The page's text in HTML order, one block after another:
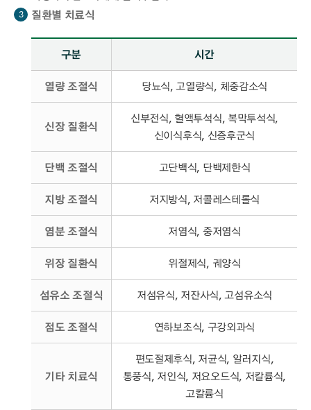
3
질환별 치료식
질환별 치료식 - 구분, 설명 정보 제공
구분
시간
열량 조절식 당뇨식, 고열량식, 체중감소식
신장 질환식
신부전식, 혈액투석식, 복막투석식,
신이식후식, 신증후군식
단백 조절식 고단백식, 단백제한식
지방 조절식 저지방식, 저콜레스테롤식
염분 조절식 저염식, 중저염식
위장 질환식 위절제식, 궤양식
섬유소 조절식 저섬유식, 저잔사식, 고섬유소식
점도 조절식 연하보조식, 구강외과식
기타 치료식
편도절제후식, 저균식, 알러지식,
통풍식, 저인식, 저요오드식, 저칼륨식,
고칼륨식